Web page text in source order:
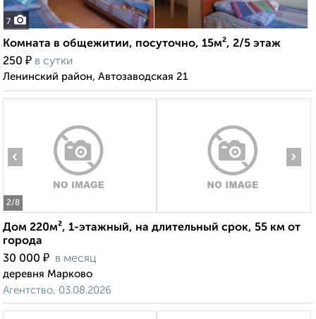
7
Комната в общежитии, посуточно, 15м², 2/5 этаж
250 ₽ в сутки
Ленинский район, Автозаводская 21
2/8
‹ ›
Дом 220м², 1-этажный, на длительный срок, 55 км от
города
30 000 ₽ в месяц
деревня Марково
Агентство, 03.08.2026